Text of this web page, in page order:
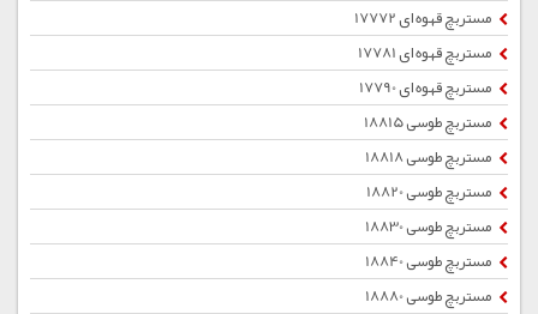
مستربچ قهوه ای 17772
مستربچ قهوه ای 17781
مستربچ قهوه ای 17790
مستربچ طوسی 18815
مستربچ طوسی 18818
مستربچ طوسی 18820
مستربچ طوسی 18830
مستربچ طوسی 18840
مستربچ طوسی 18880